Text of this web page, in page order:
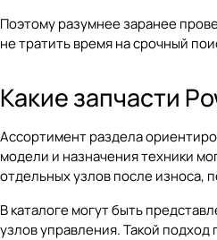
Поэтому разумнее заранее
не тратить время на срочный
Какие запчасти
Ассортимент раздела
модели и назначения техники
отдельных узлов после износа,
В каталоге могут быть
узлов управления. Такой